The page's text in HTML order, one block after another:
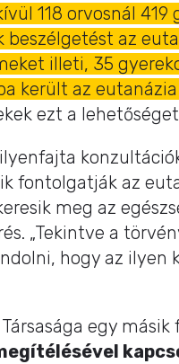
118 orvosnál 419
beszélgetést az
illeti, 35
került az
ezt a
fontolgatják az
meg az
„Tekintve a
hogy az ilyen
egy